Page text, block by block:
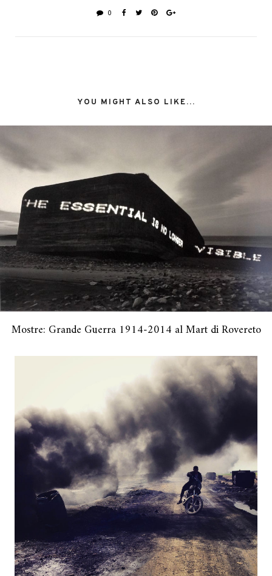
0
YOU MIGHT ALSO LIKE...
Mostre: Grande Guerra 1914-2014 al Mart di Rovereto